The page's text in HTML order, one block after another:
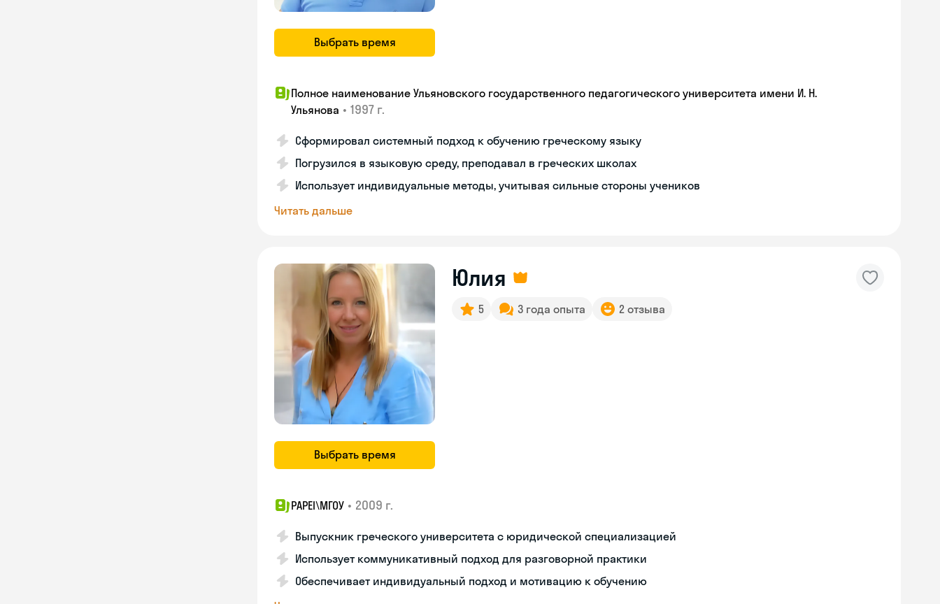
Выбрать время
Полное наименование Ульяновского государственного педагогического университета имени И. Н.
Ульянова • 1997 г.
Сформировал системный подход к обучению греческому языку
Погрузился в языковую среду, преподавал в греческих школах
Использует индивидуальные методы, учитывая сильные стороны учеников
Читать дальше
Выбрать время
Юлия
5 3 года опыта 2 отзыва
PAPEI\MГОУ • 2009 г.
Выпускник греческого университета с юридической специализацией
Использует коммуникативный подход для разговорной практики
Обеспечивает индивидуальный подход и мотивацию к обучению